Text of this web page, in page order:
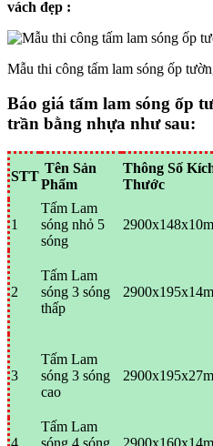
vách đẹp :
Mẫu thi công tấm lam sóng ốp
Báo giá tấm lam sóng ốp
trần bằng nhựa như sau:
STT
Tên Sản
Phẩm
Thông Số
Thước
1
Tấm Lam
sóng nhỏ 5
sóng
2
Tấm Lam
sóng 3 sóng
thấp
3
Tấm Lam
sóng 3 sóng
cao
4
Tấm Lam
sóng 4 sóng